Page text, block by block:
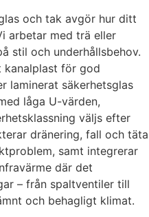
och tak avgör hur ditt
arbetar med trä eller
stil och underhållsbehov.
kanalplast för god
laminerat säkerhetsglas
låga U-värden,
väljs efter
dränering, fall och täta
samt integrerar
där det
– från spaltventiler till
och behagligt klimat.